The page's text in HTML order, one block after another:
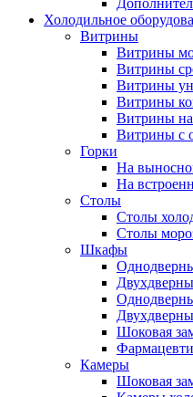
Холодильное
Витрины
Витрины
Витрины
Витрины
Витрины
Витрины
Витрины с
Горки
На
На
Столы
Столы
Столы
Шкафы
Шоковая
Камеры
Шоковая